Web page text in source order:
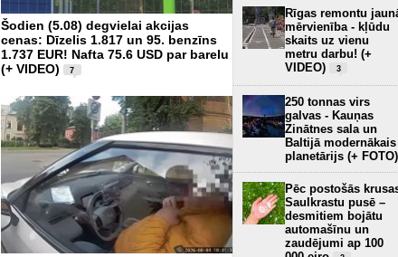
Šodien (5.08) degvielai akcijas
cenas: Dīzelis 1.817 un 95. benzīns
1.737 EUR! Nafta 75.6 USD par barelu
(+ VIDEO)
7
Rīgas remontu
mērvienība - kļūdu
skaits uz vienu
metru darbu! (+
VIDEO)
3
250 tonnas virs
galvas - Kauņas
Zinātnes sala un
Baltijā modernākais
planetārijs (+ FOTO)
Pēc postošās
Saulkrastu pusē –
desmitiem bojātu
automašīnu un
zaudējumi ap 100